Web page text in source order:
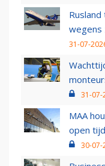
wegens
31-07-
31-07-
MAA
open
30-07-